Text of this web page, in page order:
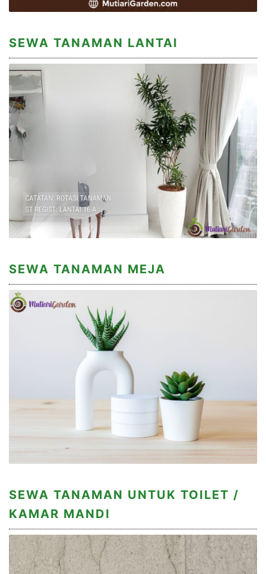
SEWA TANAMAN LANTAI
SEWA TANAMAN MEJA
SEWA TANAMAN UNTUK TOILET /
KAMAR MANDI